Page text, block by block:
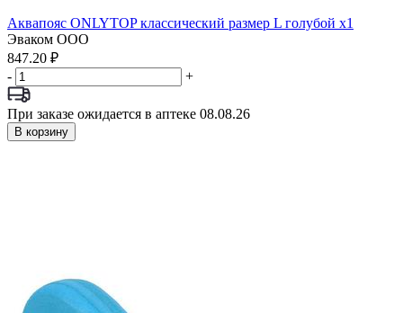
Аквапояс ONLYTOP классический размер L голубой x1
Эваком ООО
847.20 ₽
-
+
При заказе ожидается в аптеке 08.08.26
В корзину